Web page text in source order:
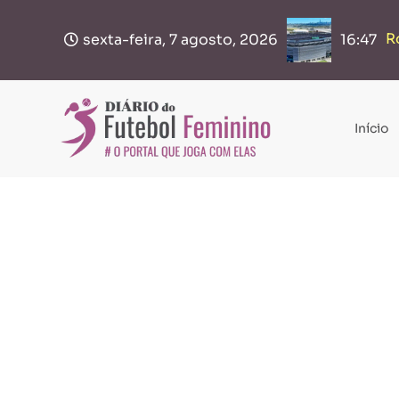
sexta-feira, 7 agosto, 2026 16:47
Início